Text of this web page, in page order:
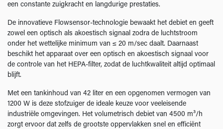
een constante zuigkracht en langdurige prestaties.
De innovatieve Flowsensor-technologie bewaakt het debiet en geeft
zowel een optisch als akoestisch signaal zodra de luchtstroom
onder het wettelijke minimum van ≤ 20 m/sec daalt. Daarnaast
beschikt het apparaat over een optisch en akoestisch signaal voor
de controle van het HEPA-filter, zodat de luchtkwaliteit altijd optimaal
blijft.
Met een tankinhoud van 42 liter en een opgenomen vermogen van
1200 W is deze stofzuiger de ideale keuze voor veeleisende
industriële omgevingen. Het volumetrisch debiet van 4500 m³/h
zorgt ervoor dat zelfs de grootste oppervlakken snel en efficiënt